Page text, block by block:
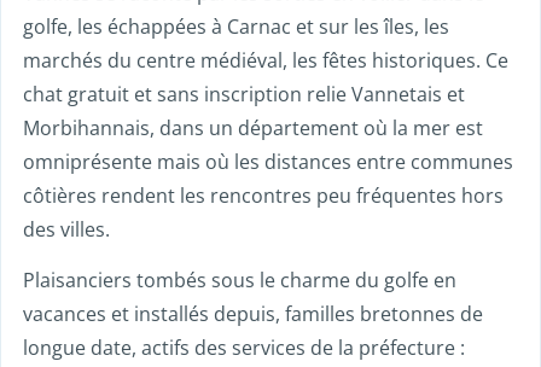
golfe, les échappées à Carnac et sur les îles, les
marchés du centre médiéval, les fêtes historiques. Ce
chat gratuit et sans inscription relie Vannetais et
Morbihannais, dans un département où la mer est
omniprésente mais où les distances entre communes
côtières rendent les rencontres peu fréquentes hors
des villes.
Plaisanciers tombés sous le charme du golfe en
vacances et installés depuis, familles bretonnes de
longue date, actifs des services de la préfecture :